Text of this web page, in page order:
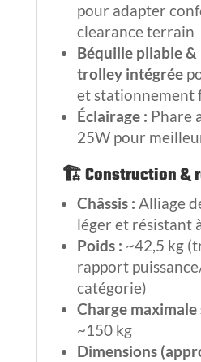
pour adapter
clearance terrain
Béquille pliable &
trolley intégrée
et stationnement
Éclairage : Phare
25W pour
🏗️ Construction &
Châssis : Alliage
léger et résistant
Poids : ~42,5 kg
rapport
catégorie)
Charge
~150 kg
Dimensions